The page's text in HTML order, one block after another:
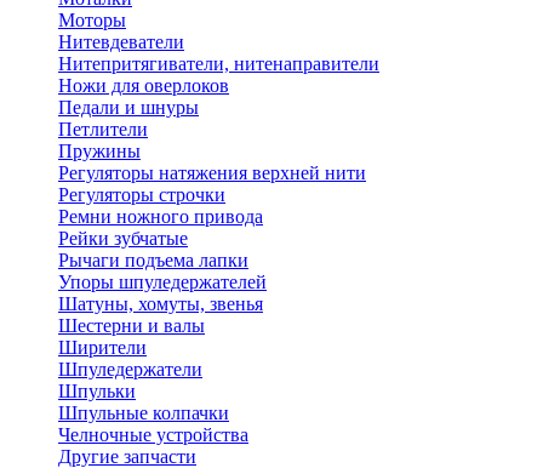
Моторы
Нитевдеватели
Нитепритягиватели, нитенаправители
Ножи для оверлоков
Педали и шнуры
Петлители
Пружины
Регуляторы натяжения верхней нити
Регуляторы строчки
Ремни ножного привода
Рейки зубчатые
Рычаги подъема лапки
Упоры шпуледержателей
Шатуны, хомуты, звенья
Шестерни и валы
Ширители
Шпуледержатели
Шпульки
Шпульные колпачки
Челночные устройства
Другие запчасти